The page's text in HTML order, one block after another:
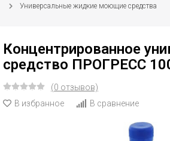
Универсальные жидкие моющие средства
Концентрированное
средство ПРОГРЕСС
(0 отзывов)
В избранное
В сравнение